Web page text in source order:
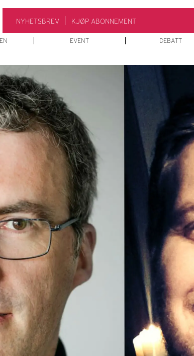
NYHETSBREV KJØP ABONNEMENT
EVENT DEBATT